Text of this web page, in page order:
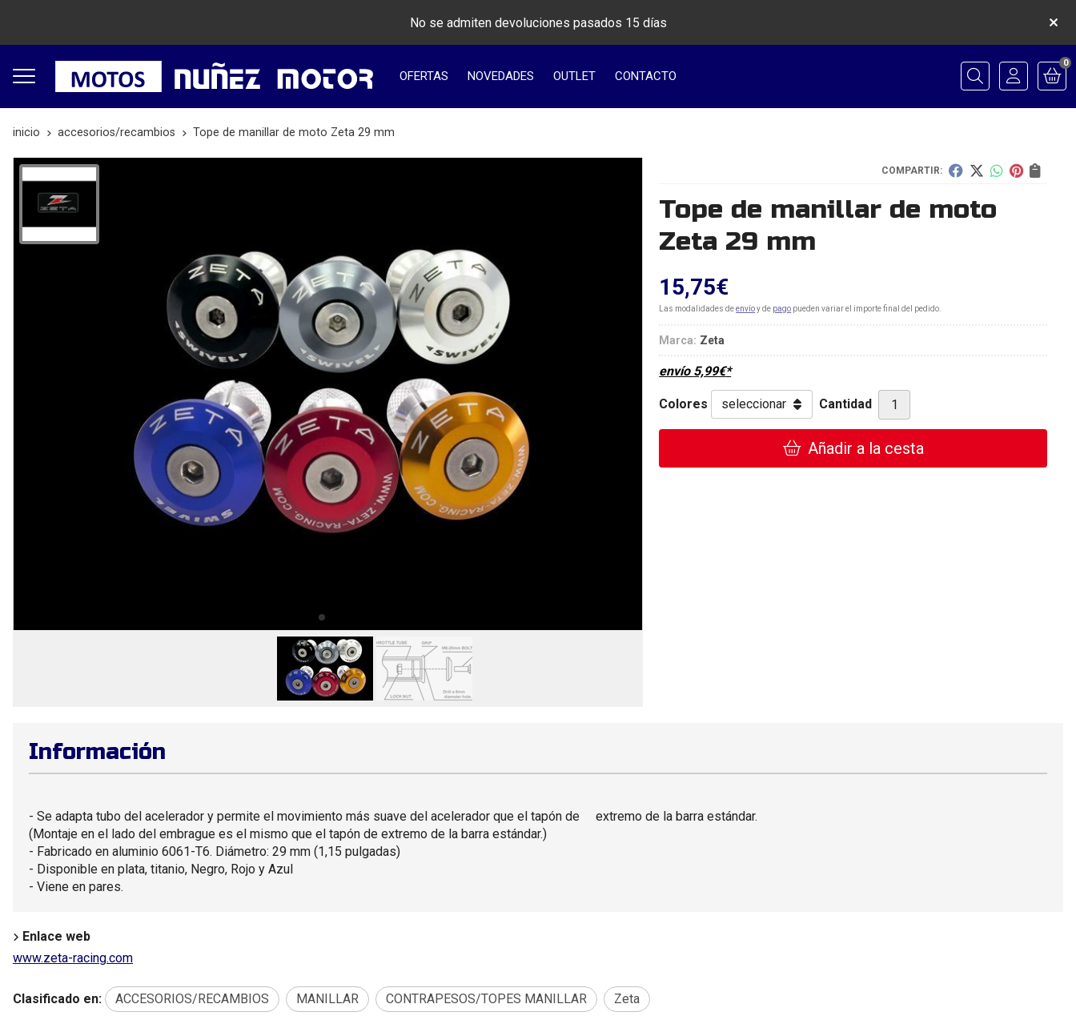
No se admiten devoluciones pasados 15 días
OFERTAS NOVEDADES OUTLET CONTACTO Buscar
0
inicio accesorios/recambios Tope de manillar de moto Zeta 29 mm
COMPARTIR:
Tope de manillar de moto
Zeta 29 mm
15,75€
Las modalidades deenvíoy de pago pueden variar el importe final del pedido.
Marca: Zeta
envío 5,99€*
Colores Cantidad
Añadir a la cesta
Información
- Se adapta tubo del acelerador y permite el movimiento más suave del acelerador que el tapón de extremo de la barra estándar.
(Montaje en el lado del embrague es el mismo que el tapón de extremo de la barra estándar.)
- Fabricado en aluminio 6061-T6. Diámetro: 29 mm (1,15 pulgadas)
- Disponible en plata, titanio, Negro, Rojo y Azul
- Viene en pares.
Enlace web
www.zeta-racing.com
Clasificado en: ACCESORIOS/RECAMBIOS MANILLAR CONTRAPESOS/TOPES MANILLAR Zeta